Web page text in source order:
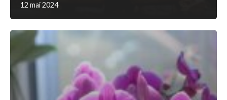
12 mai 2024